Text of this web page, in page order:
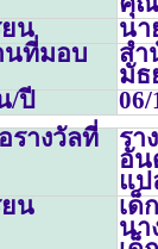
น
นา
นที่มอบ
สำ
มัธ
/ปี
06/
รางวัลที่
ร
อั
แป
น
เด็
นา